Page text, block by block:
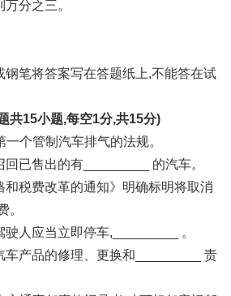
分之三。
钢笔将答案写在答题纸上,不能答在试
共15小题,每空1分,共15分)
一个管制汽车排气的法规。
已售出的有_________ 的汽车。
和税费改革的通知》明确标明将取消
。
人应当立即停车,_________ 。
车产品的修理、更换和_________ 责